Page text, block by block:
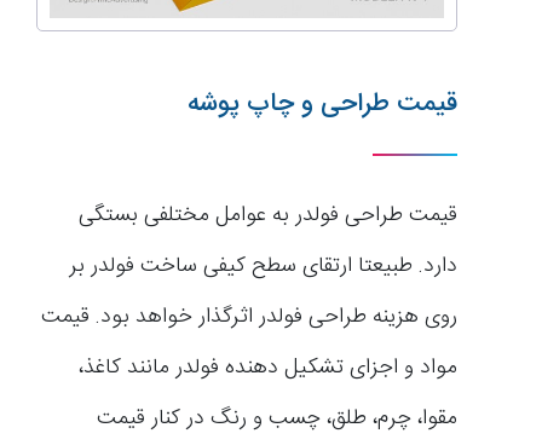
قیمت طراحی و چاپ پوشه
قیمت طراحی فولدر به عوامل مختلفی بستگی
دارد. طبیعتا ارتقای سطح کیفی ساخت فولدر بر
روی هزینه طراحی فولدر اثرگذار خواهد بود. قیمت
مواد و اجزای تشکیل دهنده فولدر مانند کاغذ،
مقوا، چرم، طلق، چسب و رنگ در کنار قیمت